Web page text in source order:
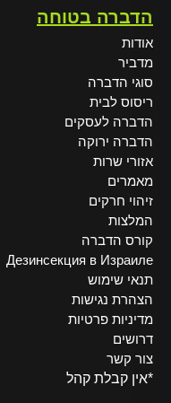
הדברה בטוחה
אודות
מדביר
סוגי הדברה
ריסוס לבית
הדברה לעסקים
הדברה ירוקה
אזורי שרות
מאמרים
זיהוי חרקים
המלצות
קורס הדברה
Дезинсекция в Израиле
תנאי שימוש
הצהרת נגישות
מדיניות פרטיות
דרושים
צור קשר
*אין קבלת קהל